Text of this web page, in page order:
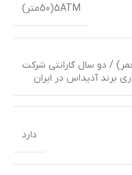
5ATM(50متر)
/ دو سال گارانتی شرکت
برند آدیداس در ایران
دارد